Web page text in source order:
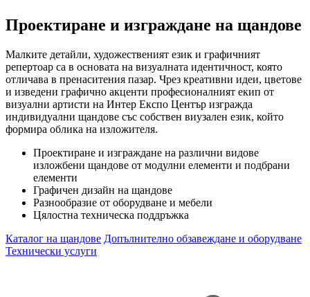
Проектиране и изграждане на щандове
Малките детайли, художественият език и графичният
репертоар са в основата на визуалната идентичност, която
отличава в пренаситения пазар. Чрез креативни идеи, цветове
и изведени графично акценти професионалният екип от
визуални артисти на Интер Експо Център изгражда
индивидуални щандове със собствен виузален език, който
формира облика на изложителя.
Проектиране и изграждане на различни видове
изложбени щандове от модулни елементи и подбрани
елементи
Графичен дизайн на щандове
Разнообразие от оборудване и мебели
Цялостна техническа поддръжка
Каталог на щандове Допълнително обзавеждане и оборудване
Технически услуги